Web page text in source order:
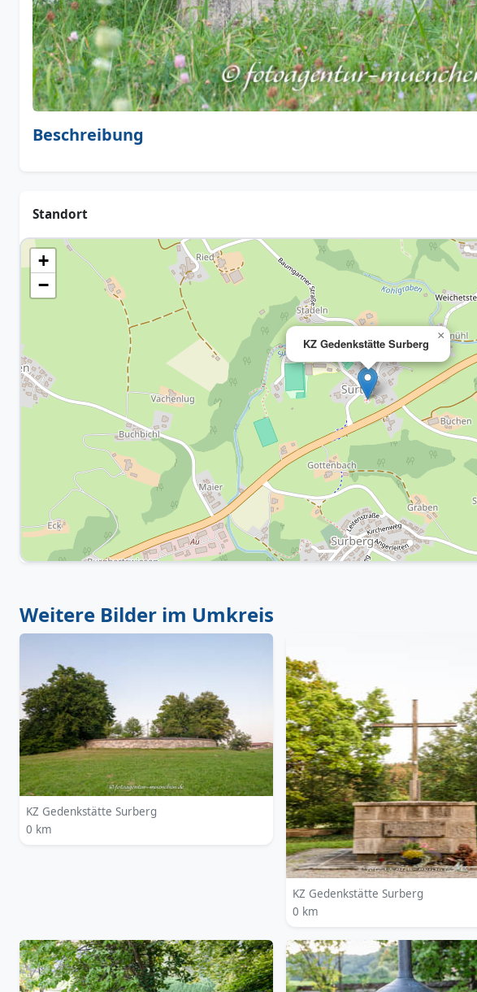
Beschreibung
Standort
KZ Gedenkstätte Surberg
×
+
−
Weitere Bilder im Umkreis
KZ Gedenkstätte Surberg
0 km
KZ Gedenkstätte Surberg
0 km